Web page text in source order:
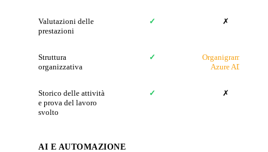
Valutazioni delle
prestazioni
✓ ✗
Struttura
organizzativa
✓
Organigramma
Azure AD
Storico delle attività
e prova del lavoro
svolto
✓ ✗
AI E AUTOMAZIONE